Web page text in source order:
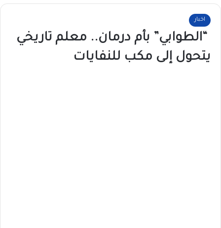
اخبار
“الطوابي” بأم درمان.. معلم تاريخي
يتحول إلى مكب للنفايات